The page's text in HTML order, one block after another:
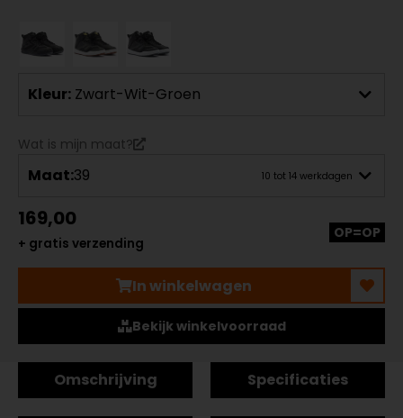
Kleur: Zwart-Wit-Groen
Wat is mijn maat?
Maat:39 10 tot 14 werkdagen
169,00
+ gratis verzending
OP=OP
In winkelwagen
Bekijk winkelvoorraad
Omschrijving Specificaties